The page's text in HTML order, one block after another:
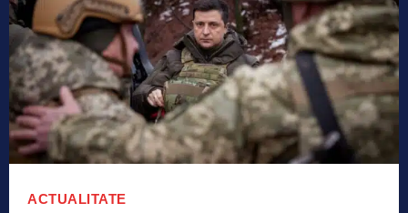
ACTUALITATE